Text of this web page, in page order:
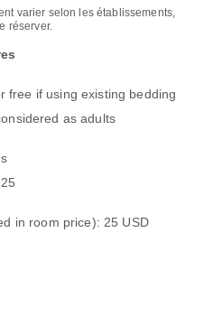
varier selon les établissements,
réserver.
free if using existing bedding
as adults
in room price): 25 USD